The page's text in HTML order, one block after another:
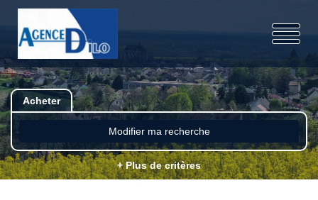
Acheter
Modifier ma recherche
+ Plus de critères